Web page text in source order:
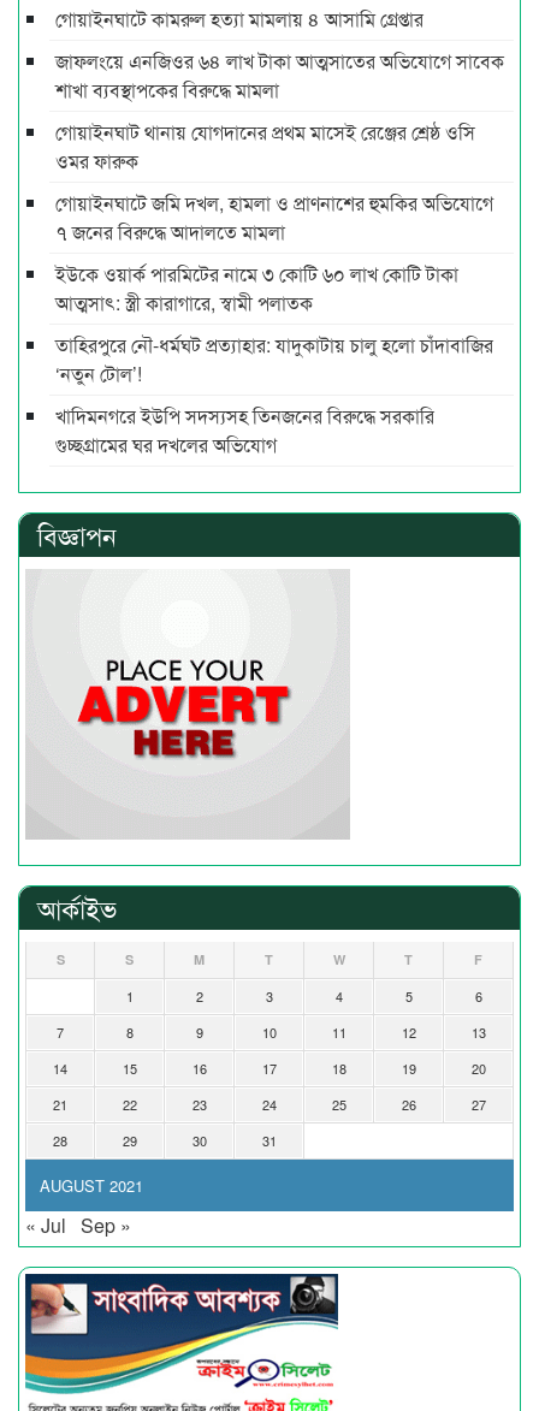
গোয়াইনঘাটে কামরুল হত্যা মামলায় ৪ আসামি গ্রেপ্তার
জাফলংয়ে এনজিওর ৬৪ লাখ টাকা আত্মসাতের অভিযোগে সাবেক
শাখা ব্যবস্থাপকের বিরুদ্ধে মামলা
গোয়াইনঘাট থানায় যোগদানের প্রথম মাসেই রেঞ্জের শ্রেষ্ঠ ওসি
ওমর ফারুক
গোয়াইনঘাটে জমি দখল, হামলা ও প্রাণনাশের হুমকির অভিযোগে
৭ জনের বিরুদ্ধে আদালতে মামলা
ইউকে ওয়ার্ক পারমিটের নামে ৩ কোটি ৬০ লাখ কোটি টাকা
আত্মসাৎ: স্ত্রী কারাগারে, স্বামী পলাতক
তাহিরপুরে নৌ-ধর্মঘট প্রত্যাহার: যাদুকাটায় চালু হলো চাঁদাবাজির
‘নতুন টোল’!
খাদিমনগরে ইউপি সদস্যসহ তিনজনের বিরুদ্ধে সরকারি
গুচ্ছগ্রামের ঘর দখলের অভিযোগ
বিজ্ঞাপন
আর্কাইভ
AUGUST 2021
S S M T W T F
1 2 3 4 5
6
7
8 9 10 11 12
13
14
15 16 17 18 19
20
21
22 23 24 25 26
27
28
29 30 31
« Jul Sep »